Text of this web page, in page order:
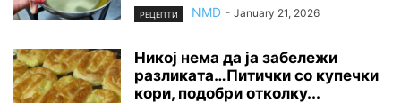
РЕЦЕПТИ NMD - January 21, 2026
Никој нема да ја забележи
разликата…Питички со купечки
кори, подобри отколку...